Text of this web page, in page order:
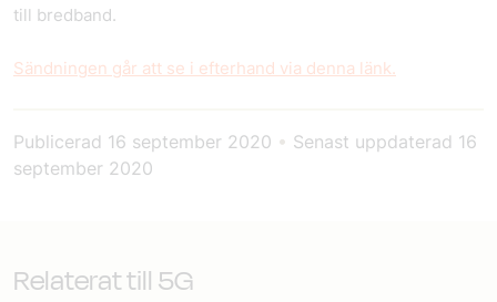
till bredband.
Sändningen går att se i efterhand via denna länk.
Publicerad 16 september 2020 • Senast uppdaterad 16
september 2020
Relaterat till 5G